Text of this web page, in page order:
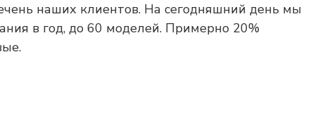
наших клиентов. На сегодняшний день мы
в год, до 60 моделей. Примерно 20%